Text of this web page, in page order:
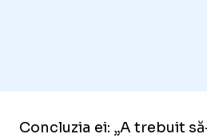
Concluzia ei: „A trebuit